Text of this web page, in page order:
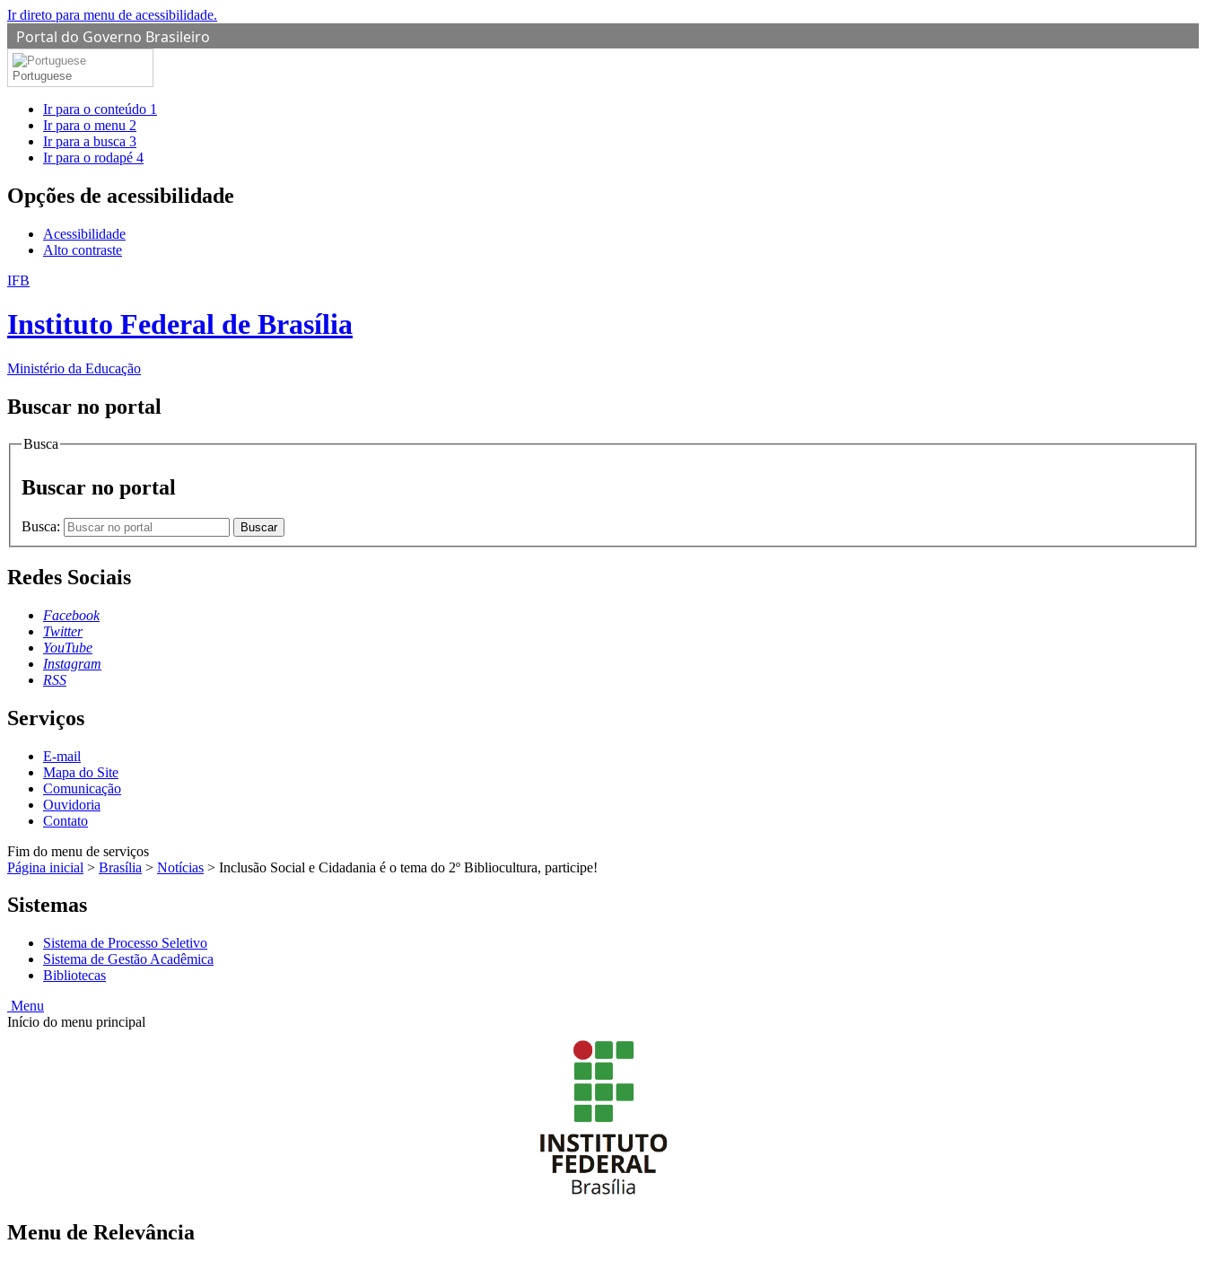
Ir direto para menu de acessibilidade.
Portal do Governo Brasileiro
Portuguese
Ir para o conteúdo 1
Ir para o menu 2
Ir para a busca 3
Ir para o rodapé 4
Opções de acessibilidade
Acessibilidade
Alto contraste
IFB
Instituto Federal de Brasília
Ministério da Educação
Buscar no portal
Busca
Buscar no portal
Busca: Buscar
Redes Sociais
Facebook
Twitter
YouTube
Instagram
RSS
Serviços
E-mail
Mapa do Site
Comunicação
Ouvidoria
Contato
Fim do menu de serviços
Página inicial > Brasília > Notícias > Inclusão Social e Cidadania é o tema do 2º Bibliocultura, participe!
Sistemas
Sistema de Processo Seletivo
Sistema de Gestão Acadêmica
Bibliotecas
Menu
Início do menu principal
Menu de Relevância